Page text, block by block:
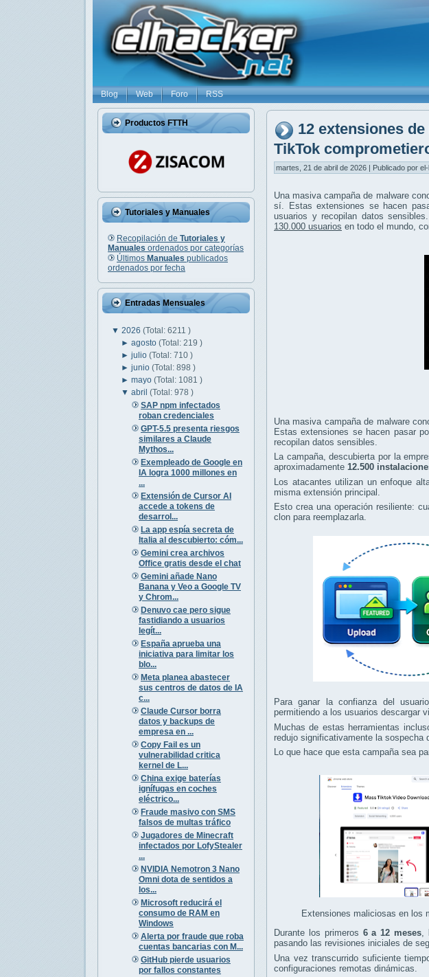
Blog Web Foro RSS
Productos FTTH
Tutoriales y Manuales
Recopilación de Tutoriales y
Manuales ordenados por categorías
Últimos Manuales publicados
ordenados por fecha
Entradas Mensuales
▼ 2026 (Total: 6211 )
►agosto(Total: 219 )
►julio(Total: 710 )
►junio(Total: 898 )
►mayo(Total: 1081 )
▼abril(Total: 978 )
SAP npm infectados
roban credenciales
GPT-5.5 presenta riesgos
similares a Claude
Mythos...
Exempleado de Google en
IA logra 1000 millones en
...
Extensión de Cursor AI
accede a tokens de
desarrol...
La app espía secreta de
Italia al descubierto: cóm...
Gemini crea archivos
Office gratis desde el chat
Gemini añade Nano
Banana y Veo a Google TV
y Chrom...
Denuvo cae pero sigue
fastidiando a usuarios
legít...
España aprueba una
iniciativa para limitar los
blo...
Meta planea abastecer
sus centros de datos de IA
c...
Claude Cursor borra
datos y backups de
empresa en ...
Copy Fail es un
vulnerabilidad critica
kernel de L...
China exige baterías
ignífugas en coches
eléctrico...
Fraude masivo con SMS
falsos de multas tráfico
Jugadores de Minecraft
infectados por LofyStealer
...
NVIDIA Nemotron 3 Nano
Omni dota de sentidos a
los...
Microsoft reducirá el
consumo de RAM en
Windows
Alerta por fraude que roba
cuentas bancarias con M...
GitHub pierde usuarios
por fallos constantes
12 extensiones
TikTok
martes, 21 de abril de 2026 | Publicado por
Una masiva campaña de malware
sí. Estas extensiones se hacen
usuarios y recopilan datos
130.000 usuarios en todo el mundo,
Una masiva campaña de malware
Estas extensiones se hacen pasar
recopilan datos sensibles.
La campaña, descubierta por la
aproximadamente 12.500
Los atacantes utilizan un enfoque
misma extensión principal.
Esto crea una operación resiliente:
clon para reemplazarla.
Para ganar la confianza del
permitiendo a los usuarios descargar
Muchas de estas herramientas
redujo significativamente la sospecha
Lo que hace que esta campaña sea
Extensiones maliciosas en los
Durante los primeros 6 a 12 meses,
pasando las revisiones iniciales de
Una vez transcurrido suficiente
configuraciones remotas dinámicas.